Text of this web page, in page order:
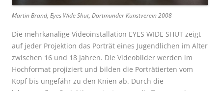
Martin Brand, Eyes Wide Shut, Dortmunder Kunstverein 2008
Die mehrkanalige Videoinstallation EYES WIDE SHUT zeigt
auf jeder Projektion das Porträt eines Jugendlichen im Alter
zwischen 16 und 18 Jahren. Die Videobilder werden im
Hochformat projiziert und bilden die Porträtierten vom
Kopf bis ungefähr zu den Knien ab. Durch die